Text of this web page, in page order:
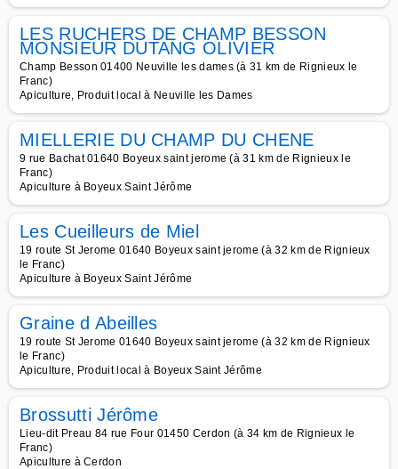
LES RUCHERS DE CHAMP BESSON
MONSIEUR DUTANG OLIVIER
Champ Besson 01400 Neuville les dames (à 31 km de Rignieux le
Franc)
Apiculture, Produit local à Neuville les Dames
MIELLERIE DU CHAMP DU CHENE
9 rue Bachat 01640 Boyeux saint jerome (à 31 km de Rignieux le
Franc)
Apiculture à Boyeux Saint Jérôme
Les Cueilleurs de Miel
19 route St Jerome 01640 Boyeux saint jerome (à 32 km de Rignieux
le Franc)
Apiculture à Boyeux Saint Jérôme
Graine d Abeilles
19 route St Jerome 01640 Boyeux saint jerome (à 32 km de Rignieux
le Franc)
Apiculture, Produit local à Boyeux Saint Jérôme
Brossutti Jérôme
Lieu-dit Preau 84 rue Four 01450 Cerdon (à 34 km de Rignieux le
Franc)
Apiculture à Cerdon